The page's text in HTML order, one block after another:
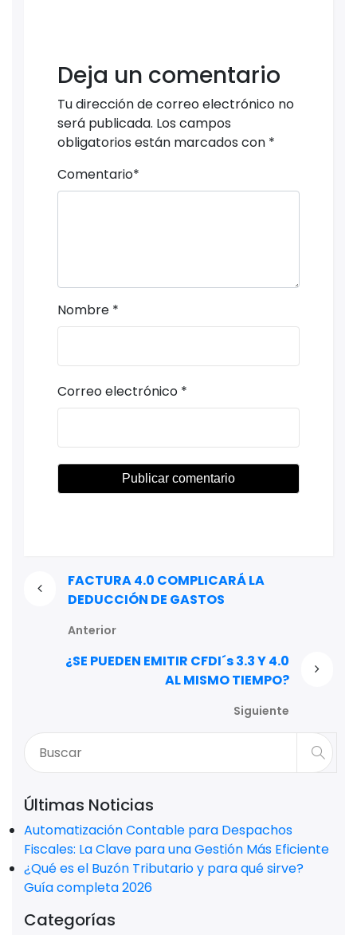
Deja un comentario
Tu dirección de correo electrónico no
será publicada. Los campos
obligatorios están marcados con *
Comentario*
Nombre *
Correo electrónico *
FACTURA 4.0 COMPLICARÁ LA
DEDUCCIÓN DE GASTOS
Anterior
¿SE PUEDEN EMITIR CFDI´s 3.3 Y 4.0
AL MISMO TIEMPO?
Siguiente
Últimas Noticias
Automatización Contable para Despachos
Fiscales: La Clave para una Gestión Más Eficiente
¿Qué es el Buzón Tributario y para qué sirve?
Guía completa 2026
Categorías